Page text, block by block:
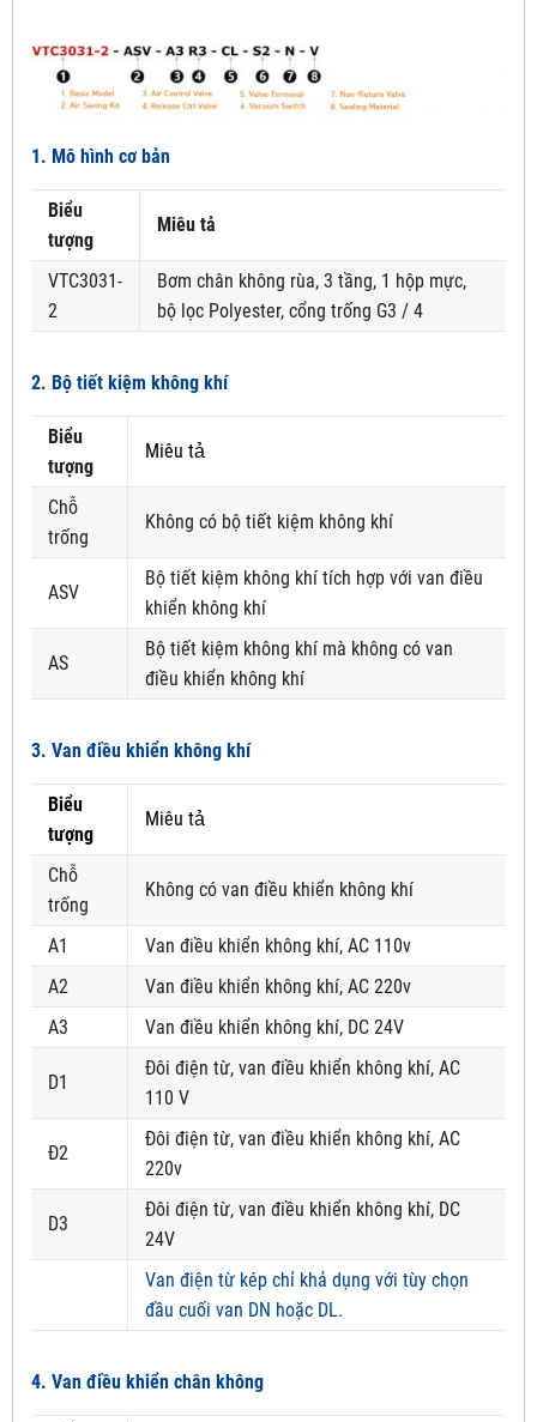
1. Mô hình cơ bản
Biểu
tượng
Miêu tả
VTC3031-
2
Bơm chân không rùa, 3 tầng, 1 hộp mực,
bộ lọc Polyester, cổng trống G3 / 4
2. Bộ tiết kiệm không khí
Biểu
tượng
Miêu tả
Chỗ
trống
Không có bộ tiết kiệm không khí
ASV
Bộ tiết kiệm không khí tích hợp với van điều
khiển không khí
AS
Bộ tiết kiệm không khí mà không có van
điều khiển không khí
3. Van điều khiển không khí
Biểu
tượng
Miêu tả
Chỗ
trống
Không có van điều khiển không khí
A1
Van điều khiển không khí, AC 110v
A2
Van điều khiển không khí, AC 220v
A3
Van điều khiển không khí, DC 24V
D1
Đôi điện từ, van điều khiển không khí, AC
110 V
Đ2
Đôi điện từ, van điều khiển không khí, AC
220v
D3
Đôi điện từ, van điều khiển không khí, DC
24V
Van điện từ kép chỉ khả dụng với tùy chọn
đầu cuối van DN hoặc DL.
4. Van điều khiển chân không